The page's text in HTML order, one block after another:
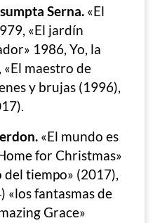
Serna. «El
«El jardín
1986, Yo, la
maestro de
y brujas (1996),
«El mundo es
for Christmas»
tiempo» (2017),
«los fantasmas de
Grace»